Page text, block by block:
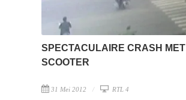
SPECTACULAIRE CRASH MET
SCOOTER
31 Mei 2012 RTL 4